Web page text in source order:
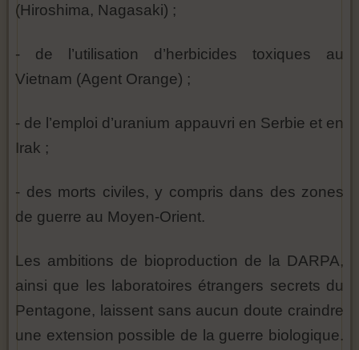
(Hiroshima, Nagasaki) ;
- de l’utilisation d’herbicides toxiques au
Vietnam (Agent Orange) ;
- de l’emploi d’uranium appauvri en Serbie et en
Irak ;
- des morts civiles, y compris dans des zones
de guerre au Moyen-Orient.
Les ambitions de bioproduction de la DARPA,
ainsi que les laboratoires étrangers secrets du
Pentagone, laissent sans aucun doute craindre
une extension possible de la guerre biologique.